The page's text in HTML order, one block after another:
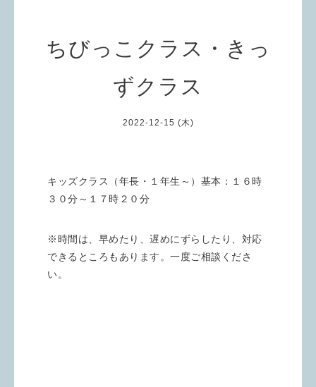
ちびっこクラス・きっ
ずクラス
2022-12-15 (木)
キッズクラス（年長・１年生～）基本：１６時
３０分～１７時２０分
※時間は、早めたり、遅めにずらしたり、対応
できるところもあります。一度ご相談くださ
い。